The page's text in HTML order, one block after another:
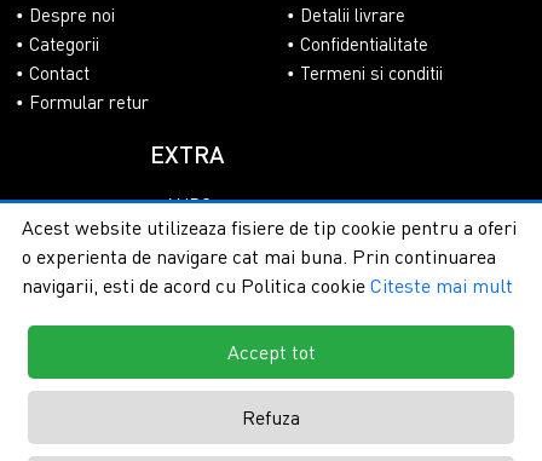
Despre noi
Categorii
Contact
Formular retur
Detalii livrare
Confidentialitate
Termeni si conditii
EXTRA
ANPC
SOL
Copyright © 2026 - PlasaUmbrire.ro | Toate drepturile
rezervate.Creare magazine online by ITeXclusiv.ro
Acest website utilizeaza fisiere de tip cookie pentru a oferi
o experienta de navigare cat mai buna. Prin continuarea
navigarii, esti de acord cu Politica cookie Citeste mai mult
Accept tot
Refuza